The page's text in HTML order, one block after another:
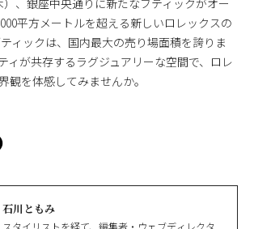
）、銀座中央通りに新たなブティックがオー
平方メートルを超える新しいロレックスの
ィックは、国内最大の売り場面積を誇りま
ィが共存するラグジュアリーな空間で、ロレ
観を体感してみませんか。
石川ともみ